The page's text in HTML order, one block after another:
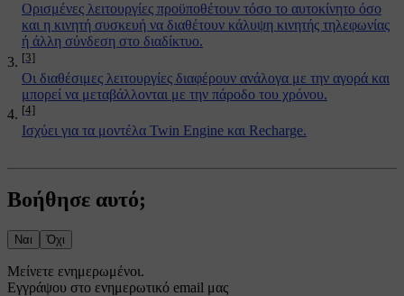
Ορισμένες λειτουργίες προϋποθέτουν τόσο το αυτοκίνητο όσο
και η κινητή συσκευή να διαθέτουν κάλυψη κινητής τηλεφωνίας
ή άλλη σύνδεση στο διαδίκτυο.
[3]
Οι διαθέσιμες λειτουργίες διαφέρουν ανάλογα με την αγορά και
μπορεί να μεταβάλλονται με την πάροδο του χρόνου.
[4]
Ισχύει για τα μοντέλα Twin Engine και Recharge.
Βοήθησε αυτό;
Ναι Όχι